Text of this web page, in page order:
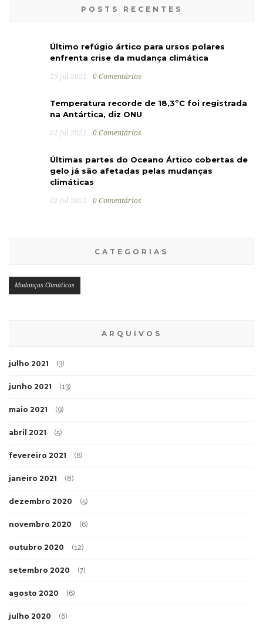
POSTS RECENTES
Último refúgio ártico para ursos polares
enfrenta crise da mudança climática
19 jul 2021 0 Comentários
Temperatura recorde de 18,3ºC foi registrada
na Antártica, diz ONU
01 jul 2021 0 Comentários
Últimas partes do Oceano Ártico cobertas de
gelo já são afetadas pelas mudanças
climáticas
01 jul 2021 0 Comentários
CATEGORIAS
Mudanças Climáticas
ARQUIVOS
julho 2021 (3)
junho 2021 (13)
maio 2021 (9)
abril 2021 (5)
fevereiro 2021 (6)
janeiro 2021 (8)
dezembro 2020 (5)
novembro 2020 (6)
outubro 2020 (12)
setembro 2020 (7)
agosto 2020 (6)
julho 2020 (6)